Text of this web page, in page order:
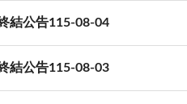
結公告115-08-04
結公告115-08-03